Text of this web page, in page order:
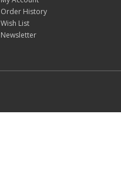
Order History
Wish List
Newsletter